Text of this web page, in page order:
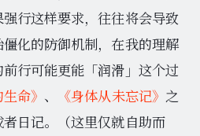
行这样要求，往往将会导致
化的防御机制，在我的理解
行可能更能「润滑」这个过
命》 、 《身体从未忘记》 之
日记。（这里仅就自助而